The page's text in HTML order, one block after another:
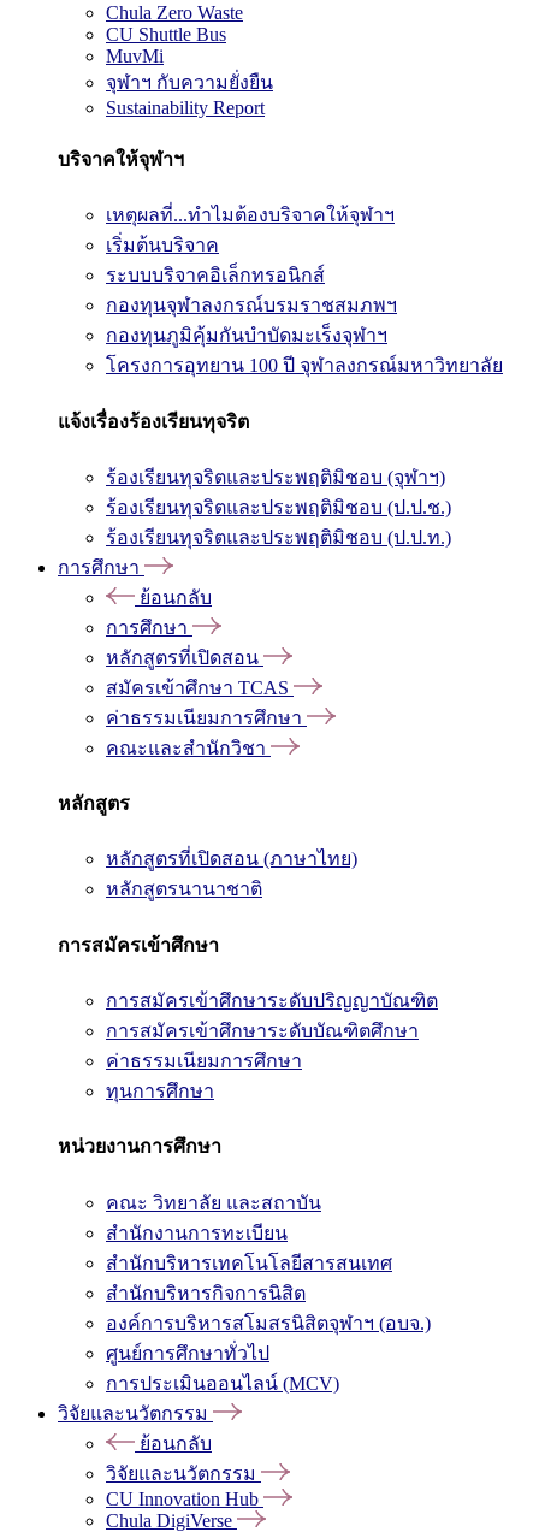
Chula Zero Waste
CU Shuttle Bus
MuvMi
จุฬาฯ กับความยั่งยืน
Sustainability Report
บริจาคให้จุฬาฯ
เหตุผลที่...ทำไมต้องบริจาคให้จุฬาฯ
เริ่มต้นบริจาค
ระบบบริจาคอิเล็กทรอนิกส์
กองทุนจุฬาลงกรณ์บรมราชสมภพฯ
กองทุนภูมิคุ้มกันบำบัดมะเร็งจุฬาฯ
โครงการอุทยาน 100 ปี จุฬาลงกรณ์มหาวิทยาลัย
แจ้งเรื่องร้องเรียนทุจริต
ร้องเรียนทุจริตและประพฤติมิชอบ (จุฬาฯ)
ร้องเรียนทุจริตและประพฤติมิชอบ (ป.ป.ช.)
ร้องเรียนทุจริตและประพฤติมิชอบ (ป.ป.ท.)
การศึกษา
ย้อนกลับ
การศึกษา
หลักสูตรที่เปิดสอน
สมัครเข้าศึกษา TCAS
ค่าธรรมเนียมการศึกษา
คณะและสำนักวิชา
หลักสูตร
หลักสูตรที่เปิดสอน (ภาษาไทย)
หลักสูตรนานาชาติ
การสมัครเข้าศึกษา
การสมัครเข้าศึกษาระดับปริญญาบัณฑิต
การสมัครเข้าศึกษาระดับบัณฑิตศึกษา
ค่าธรรมเนียมการศึกษา
ทุนการศึกษา
หน่วยงานการศึกษา
คณะ วิทยาลัย และสถาบัน
สำนักงานการทะเบียน
สำนักบริหารเทคโนโลยีสารสนเทศ
สำนักบริหารกิจการนิสิต
องค์การบริหารสโมสรนิสิตจุฬาฯ (อบจ.)
ศูนย์การศึกษาทั่วไป
การประเมินออนไลน์ (MCV)
วิจัยและนวัตกรรม
ย้อนกลับ
วิจัยและนวัตกรรม
CU Innovation Hub
Chula DigiVerse